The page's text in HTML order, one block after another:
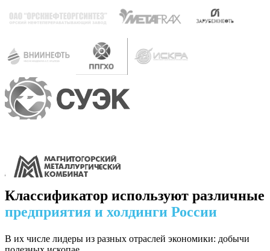
Классификатор используют различные
предприятия и холдинги России
В их числе лидеры из разных отраслей экономики: добычи